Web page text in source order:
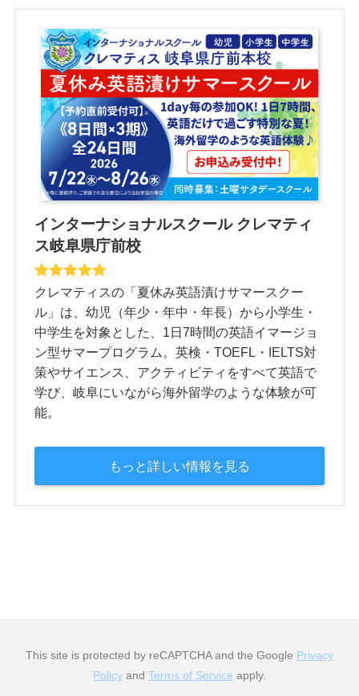
インターナショナルスクール クレマティ
ス岐阜県庁前校
クレマティスの「夏休み英語漬けサマースクー
ル」は、幼児（年少・年中・年長）から小学生・
中学生を対象とした、1日7時間の英語イマージョ
ン型サマープログラム。英検・TOEFL・IELTS対
策やサイエンス、アクティビティをすべて英語で
学び、岐阜にいながら海外留学のような体験が可
能。
もっと詳しい情報を見る
This site is protected by reCAPTCHA and the Google Privacy
Policy and Terms of Service apply.